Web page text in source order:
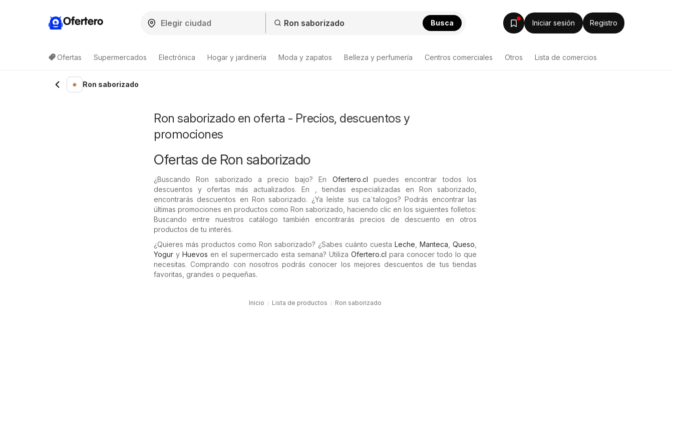
Ofertero Busca Iniciar sesión Registro
Ofertas Supermercados Electrónica Hogar y jardinería Moda y zapatos Belleza y perfumería Centros comerciales Otros Lista de comercios
Lista de productosRon saborizado
Ron saborizado en oferta - Precios, descuentos y
promociones
Ofertas de Ron saborizado
¿Buscando Ron saborizado a precio bajo? En Ofertero.cl puedes encontrar todos los
descuentos y ofertas más actualizados. En , tiendas especializadas en Ron saborizado,
encontrarás descuentos en Ron saborizado. ¿Ya leíste sus ca´talogos? Podrás encontrar las
últimas promociones en productos como Ron saborizado, haciendo clic en los siguientes folletos:
Buscando entre nuestros catálogo también encontrarás precios de descuento en otros
productos de tu interés.
¿Quieres más productos como Ron saborizado? ¿Sabes cuánto cuesta Leche Manteca Queso
Yogur y Huevos en el supermercado esta semana? Utiliza Ofertero.cl para conocer todo lo que
necesitas. Comprando con nosotros podrás conocer los mejores descuentos de tus tiendas
favoritas, grandes o pequeñas.
Inicio Lista de productos Ron saborizado